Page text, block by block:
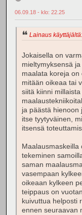
06.09.18 - klo: 22.25
Lainaus
Jokaisella on
mieltymyksensä
maalata koreja on
mitään oikeaa tai
siitä kiinni
ja päästä hienoon
itse tyytyväinen,
itsensä
tekeminen
saman
vasempaan
oikeaan kylkeen
teippaus on
kuivuttua helposti
ennen seuraavan